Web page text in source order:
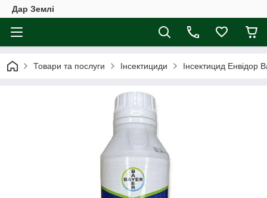
Дар Землі
Товари та послуги Інсектициди Інсектицид Енвідор